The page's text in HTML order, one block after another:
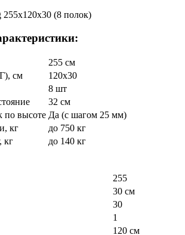
(8 полок)
255 см
см
120x30
8 шт
32 см
по высоте Да (с шагом 25 мм)
кг
до 750 кг
кг
до 140 кг
255
30 см
30
1
120 см